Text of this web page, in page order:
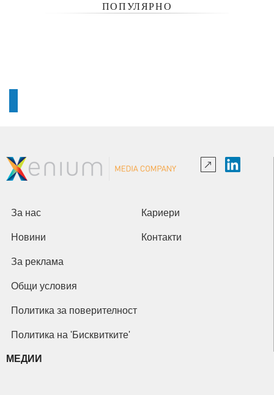
ПОПУЛЯРНО
За нас Кариери
Новини Контакти
За реклама
Общи условия
Политика за поверителност
Политика на 'Бисквитките'
МЕДИИ